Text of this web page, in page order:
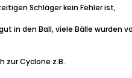
Schläger kein Fehler ist,
in den Ball, viele Bälle
zur Cyclone z.B.